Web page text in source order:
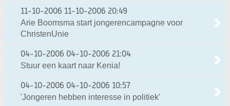
11-10-2006 11-10-2006 20:49
Arie Boomsma start jongerencampagne voor
ChristenUnie
04-10-2006 04-10-2006 21:04
Stuur een kaart naar Kenia!
04-10-2006 04-10-2006 10:57
'Jongeren hebben interesse in politiek'